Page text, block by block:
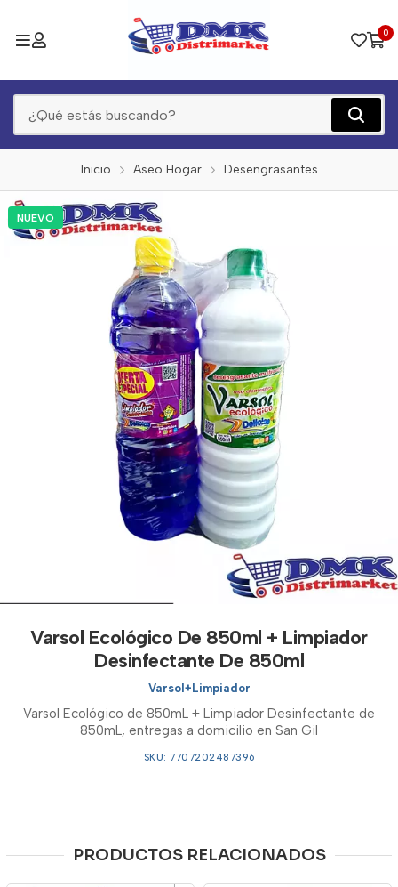
0
Inicio Aseo Hogar Desengrasantes
NUEVO
Varsol Ecológico De 850ml + Limpiador
Desinfectante De 850ml
Varsol+Limpiador
Varsol Ecológico de 850mL + Limpiador Desinfectante de
850mL, entregas a domicilio en San Gil
SKU: 7707202487396
PRODUCTOS RELACIONADOS